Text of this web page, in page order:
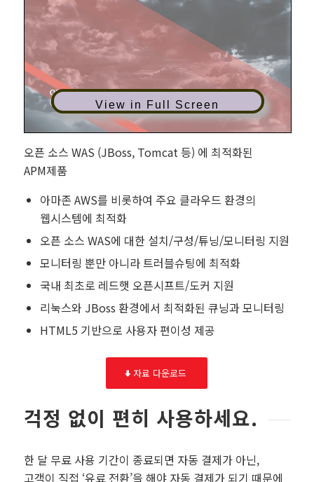
View in Full Screen
오픈 소스 WAS (JBoss, Tomcat 등) 에 최적화된
APM제품
아마존 AWS를 비롯하여 주요 클라우드 환경의
웹시스템에 최적화
오픈 소스 WAS에 대한 설치/구성/튜닝/모니터링 지원
모니터링 뿐만 아니라 트러블슈팅에 최적화
국내 최초로 레드햇 오픈시프트/도커 지원
리눅스와 JBoss 환경에서 최적화된 큐닝과 모니터링
HTML5 기반으로 사용자 편이성 제공
자료 다운로드
걱정 없이 편히 사용하세요.
한 달 무료 사용 기간이 종료되면 자동 결제가 아닌,
고객이 직접 ‘유료 전환’을 해야 자동 결제가 되기 때문에